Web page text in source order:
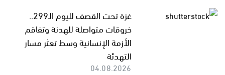
غزة تحت القصف لليوم الـ299..
خروقات متواصلة للهدنة وتفاقم
الأزمة الإنسانية وسط تعثر مسار
التهدئة
04.08.2026